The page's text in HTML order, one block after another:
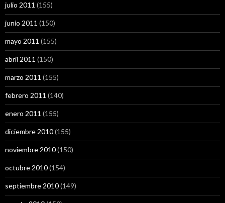
julio 2011 (155)
junio 2011 (150)
mayo 2011 (155)
abril 2011 (150)
marzo 2011 (155)
febrero 2011 (140)
enero 2011 (155)
diciembre 2010(155)
noviembre 2010(150)
octubre 2010(154)
septiembre 2010(149)